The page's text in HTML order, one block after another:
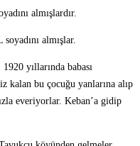
almışlardır.
almışlar.
yıllarında babası
kalan bu çocuğu yanlarına alıp
everiyorlar. Keban’a gidip